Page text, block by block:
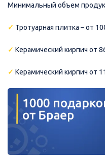
Минимальный объем
✓ Тротуарная плитка – от
✓ Керамический кирпич от
✓ Керамический кирпич от